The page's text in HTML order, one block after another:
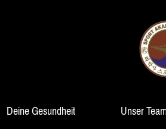
Deine Gesundheit Unser